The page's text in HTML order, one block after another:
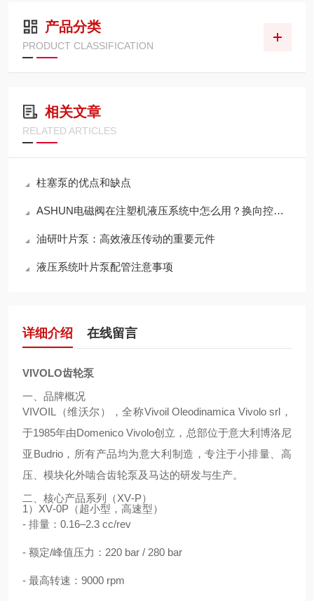
产品分类
PRODUCT CLASSIFICATION
相关文章
RELATED ARTICLES
柱塞泵的优点和缺点
ASHUN电磁阀在注塑机液压系统中怎么用？换向控制与稳定运行方案梳理
油研叶片泵：高效液压传动的重要元件
液压系统叶片泵配管注意事项
详细介绍 在线留言
VIVOLO齿轮泵
一、品牌概况
VIVOIL（维沃尔），全称Vivoil Oleodinamica Vivolo srl，
于1985年由Domenico Vivolo创立，总部位于意大利博洛尼
亚Budrio，所有产品均为意大利制造，专注于小排量、高
压、模块化外啮合齿轮泵及马达的研发与生产。
二、核心产品系列（XV‑P）
1）XV‑0P（超小型，高速型）
- 排量：0.16–2.3 cc/rev
- 额定/峰值压力：220 bar / 280 bar
- 最高转速：9000 rpm